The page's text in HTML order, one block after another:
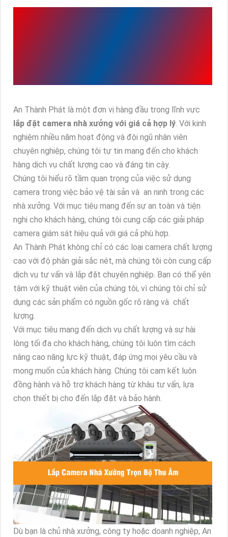
An Thành Phát là một đơn vị hàng đầu trong lĩnh vực
lắp đặt camera nhà xưởng với giá cả hợp lý . Với kinh
nghiệm nhiều năm hoạt động và đội ngũ nhân viên
chuyên nghiệp, chúng tôi tự tin mang đến cho khách
hàng dịch vụ chất lượng cao và đáng tin cậy.
Chúng tôi hiểu rõ tầm quan trọng của việc sử dụng
camera trong việc bảo vệ tài sản và an ninh trong các
nhà xưởng. Với mục tiêu mang đến sự an toàn và tiện
nghi cho khách hàng, chúng tôi cung cấp các giải pháp
camera giám sát hiệu quả với giá cả phù hợp.
An Thành Phát không chỉ có các loại camera chất lượng
cao với độ phân giải sắc nét, mà chúng tôi còn cung cấp
dịch vụ tư vấn và lắp đặt chuyên nghiệp. Bạn có thể yên
tâm với kỹ thuật viên của chúng tôi, vì chúng tôi chỉ sử
dụng các sản phẩm có nguồn gốc rõ ràng và chất
lượng.
Với mục tiêu mang đến dịch vụ chất lượng và sự hài
lòng tối đa cho khách hàng, chúng tôi luôn tìm cách
nâng cao năng lực kỹ thuật, đáp ứng mọi yêu cầu và
mong muốn của khách hàng. Chúng tôi cam kết luôn
đồng hành và hỗ trợ khách hàng từ khâu tư vấn, lựa
chọn thiết bị cho đến lắp đặt và bảo hành.
Dù bạn là chủ nhà xưởng, công ty hoặc doanh nghiệp, An